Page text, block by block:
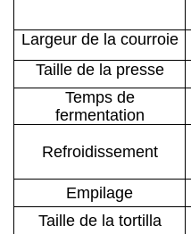
Largeur de la courroie
Taille de la presse
Temps de
fermentation
Refroidissement
Empilage
Taille de la tortilla